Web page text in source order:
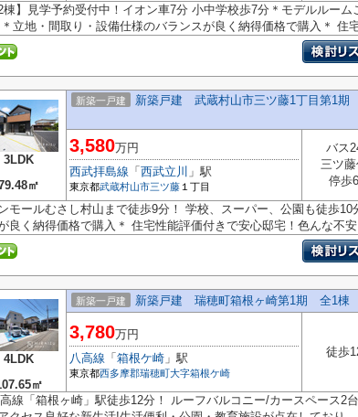
2棟】見学予約受付中！イオン車7分 小中学校歩7分＊モデルルー
立地・間取り・設備仕様のバランスが良く納得価格で購入＊ 住宅
3LDK
㎡
新築一戸建 新築戸建 武蔵村山市三ツ藤1丁目第1期
3,580万円
西武拝島線 「 西武立川 」駅
東京都武蔵村山市三ツ藤 １丁目
バス
三ツ
停歩
モールむさし村山まで徒歩9分！ 学校、スーパー、公園も徒歩
良く納得価格で購入＊ 住宅性能評価付きで安心邸宅！色んな不安
4LDK
㎡
新築一戸建 新築戸建 瑞穂町箱根ヶ崎第1期 全1棟
3,780万円
八高線 「 箱根ケ崎 」駅
東京都西多摩郡瑞穂町大字箱根ケ崎
徒歩
線「箱根ヶ崎」駅徒歩12分！ ルーフバルコニー/カースペース2